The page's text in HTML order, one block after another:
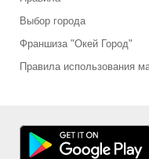
Выбор города
Франшиза "Окей Город"
Правила использования